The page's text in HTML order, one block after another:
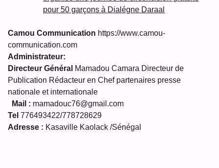
pour 50 garçons à Dialégne Daraal
Camou Communication https://www.camou-
communication.com
Administrateur:
Directeur Général Mamadou Camara Directeur de
Publication Rédacteur en Chef partenaires presse
nationale et internationale
Mail : mamadouc76@gmail.com
Tel 776493422/778728629
Adresse : Kasaville Kaolack /Sénégal